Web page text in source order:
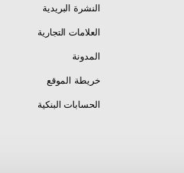
النشرة البريدية
العلامات التجارية
المدونة
خريطة الموقع
الحسابات البنكية